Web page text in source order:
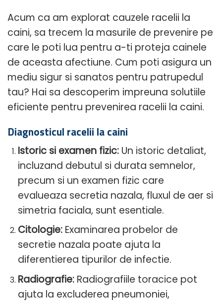
Acum ca am explorat cauzele racelii la
caini, sa trecem la masurile de prevenire pe
care le poti lua pentru a-ti proteja cainele
de aceasta afectiune. Cum poti asigura un
mediu sigur si sanatos pentru patrupedul
tau? Hai sa descoperim impreuna solutiile
eficiente pentru prevenirea racelii la caini.
Diagnosticul racelii la caini
Istoric si examen fizic:Un istoric detaliat,
incluzand debutul si durata semnelor,
precum si un examen fizic care
evalueaza secretia nazala, fluxul de aer si
simetria faciala, sunt esentiale.
Citologie:Examinarea probelor de
secretie nazala poate ajuta la
diferentierea tipurilor de infectie.
Radiografie:Radiografiile toracice pot
ajuta la excluderea pneumoniei,